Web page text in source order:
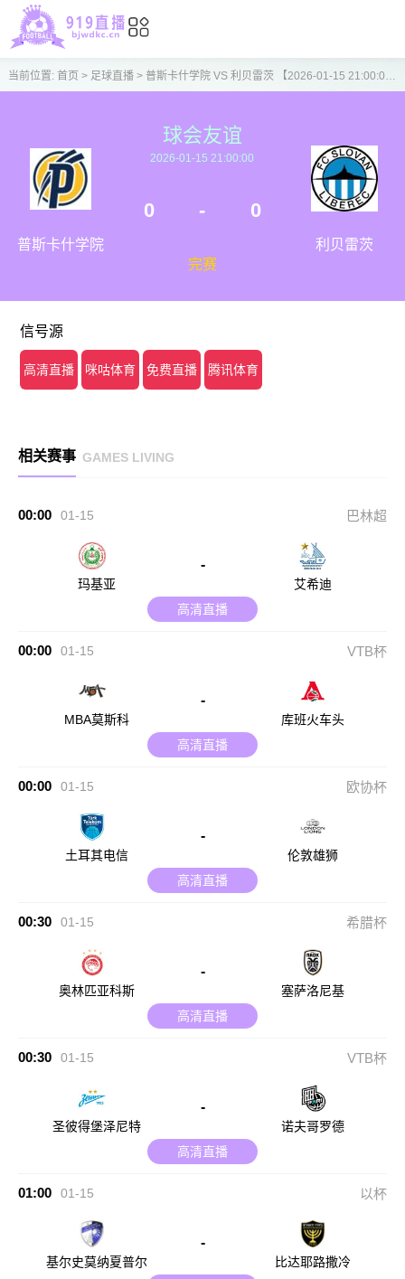
当前位置: 首页 > 足球直播> 普斯卡什学院 VS 利贝雷茨 【2026-01-15 21:00:00】
普斯卡什学院
球会友谊
2026-01-15 21:00:00
0 - 0
完赛
利贝雷茨
信号源
高清直播 咪咕体育 免费直播 腾讯体育
相关赛事 GAMES LIVING
00:00 01-15 巴林超
玛基亚
-
艾希迪
高清直播
00:00 01-15 VTB杯
MBA莫斯科
-
库班火车头
高清直播
00:00 01-15 欧协杯
土耳其电信
-
伦敦雄狮
高清直播
00:30 01-15 希腊杯
奥林匹亚科斯
-
塞萨洛尼基
高清直播
00:30 01-15 VTB杯
圣彼得堡泽尼特
-
诺夫哥罗德
高清直播
01:00 01-15 以杯
基尔史莫纳夏普尔
-
比达耶路撒冷